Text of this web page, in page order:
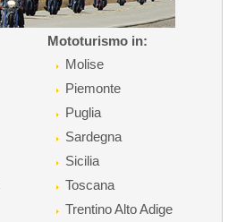
Mototurismo in:
Molise
Piemonte
Puglia
Sardegna
Sicilia
Toscana
Trentino Alto Adige